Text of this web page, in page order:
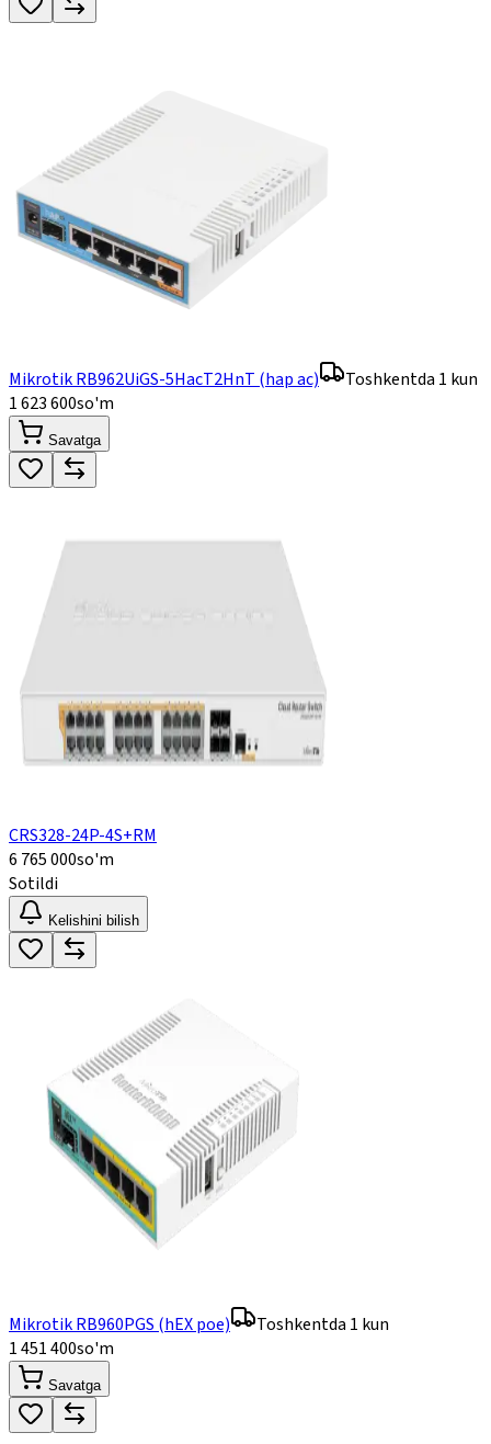
Mikrotik RB962UiGS-5HacT2HnT (hap ac)
Toshkentda 1 kun
1 623 600so'm
Savatga
CRS328-24P-4S+RM
6 765 000so'm
Sotildi
Kelishini bilish
Mikrotik RB960PGS (hEX poe)
Toshkentda 1 kun
1 451 400so'm
Savatga